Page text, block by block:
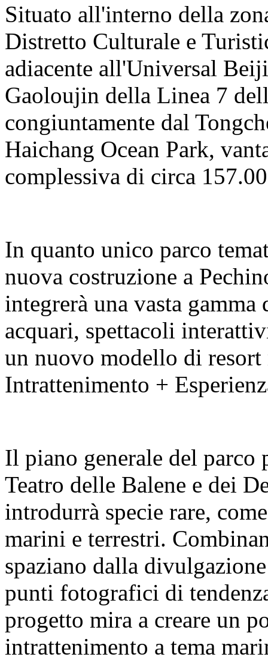
Situato all'interno della
Distretto Culturale e
adiacente all'Universal
Gaoloujin della Linea 7
congiuntamente dal
Haichang Ocean Park,
complessiva di circa
In quanto unico parco
nuova costruzione a
integrerà una vasta
acquari, spettacoli
un nuovo modello di
Intrattenimento +
Il piano generale del
Teatro delle Balene e dei
introdurrà specie rare,
marini e terrestri.
spaziano dalla
punti fotografici di
progetto mira a creare un
intrattenimento a tema